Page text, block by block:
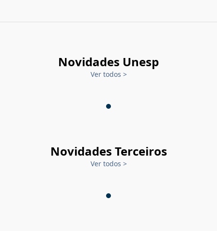
Novidades Unesp
Ver todos >
Novidades Terceiros
Ver todos >